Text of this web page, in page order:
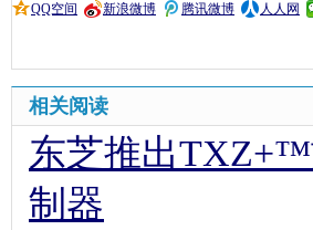
QQ空间 新浪微博 腾讯微博 人人网
相关阅读
东芝推出
制器